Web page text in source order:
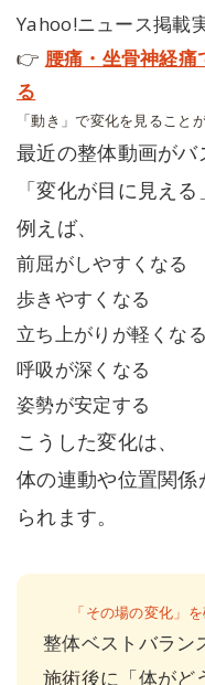
Yahoo!ニュース掲載
👉 腰痛・坐骨神経
る
「動き」で変化を見ること
最近の整体動画がバ
「変化が目に見える
例えば、
前屈がしやすくなる
歩きやすくなる
立ち上がりが軽くなる
呼吸が深くなる
姿勢が安定する
こうした変化は、
体の連動や位置関係
られます。
「その場の変化」
整体ベストバラン
施術後に「体がど